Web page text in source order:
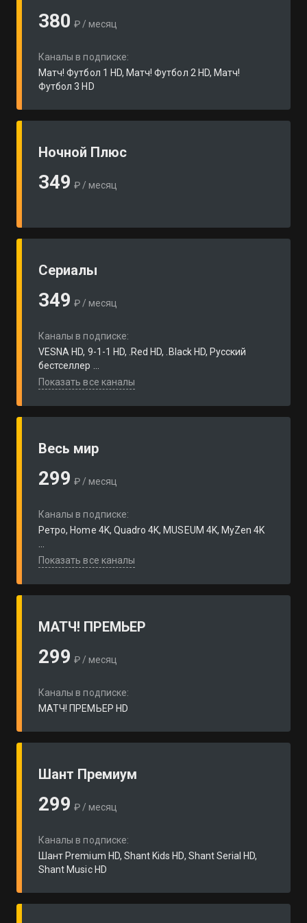
380 ₽ / месяц
Каналы в подписке:
Матч! Футбол 1 HD, Матч! Футбол 2 HD, Матч!
Футбол 3 HD
Ночной Плюс
349 ₽ / месяц
Сериалы
349 ₽ / месяц
Каналы в подписке:
VESNA HD, 9-1-1 HD, .Red HD, .Black HD, Русский
бестселлер ...
Показать все каналы
Весь мир
299 ₽ / месяц
Каналы в подписке:
Ретро, Home 4K, Quadro 4K, MUSEUM 4K, MyZen 4K
Показать все каналы
МАТЧ! ПРЕМЬЕР
299 ₽ / месяц
Каналы в подписке:
МАТЧ! ПРЕМЬЕР HD
Шант Премиум
299 ₽ / месяц
Каналы в подписке:
Шант Premium HD, Shant Kids HD, Shant Serial HD,
Shant Music HD